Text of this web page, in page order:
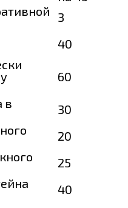
3
40
60
в
30
20
25
40